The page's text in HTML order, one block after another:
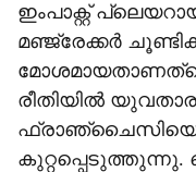
ഇംപാക്റ്റ്
മഞ്ജ്രേക്കർ
രീതിയിൽ